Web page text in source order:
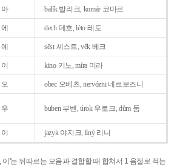
아 balík 발리크, komár 코마르
에 dech 데흐, léto 레토
예 sěst 셰스트, věk 베크
이 kino 키노, míra 미라
오 obec 오베츠, nervózni 네르보즈니
우 buben 부벤, úrok 우로크, dům 둠
이 jazyk야지크, líný 리니
, 이'는 뒤따르는 모음과 결합할 때 합쳐서 1 음절로 적는